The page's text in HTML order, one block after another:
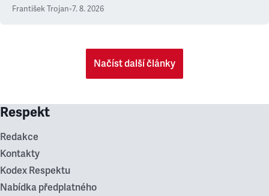
František Trojan•7. 8. 2026
Načíst další články
Respekt
Redakce
Kontakty
Kodex Respektu
Nabídka předplatného